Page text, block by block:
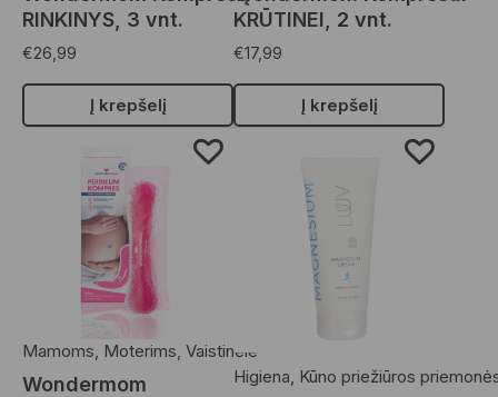
RINKINYS, 3 vnt.
€26,99
Į krepšelį
KRŪTINEI, 2 vnt.
€17,99
Į krepšelį
Mamoms, Moterims, Vaistinėlė
Wondermom
Higiena, Kūno priežiūros